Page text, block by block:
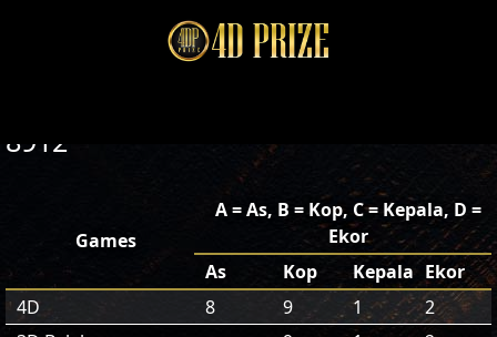
8912
Games
A = As, B = Kop, C = Kepala, D =
Ekor
As
Kop Kepala Ekor
4D
8 9 1
2